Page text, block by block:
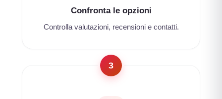
Confronta le opzioni
Controlla valutazioni, recensioni e contatti.
3